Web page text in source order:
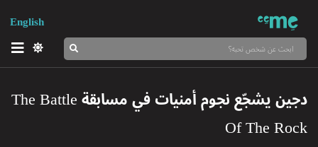
English
دجين يشجّع نجوم أمنيات في مسابقة The Battle
Of The Rock